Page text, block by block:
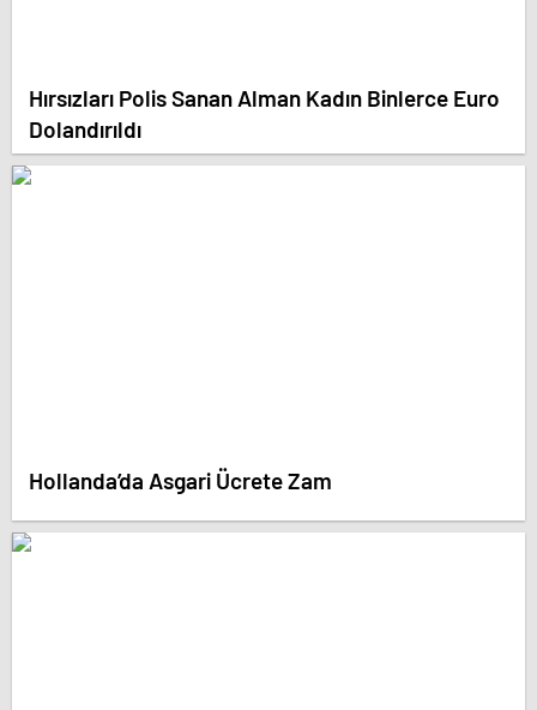
Hırsızları Polis Sanan Alman Kadın Binlerce Euro
Dolandırıldı
Hollanda’da Asgari Ücrete Zam